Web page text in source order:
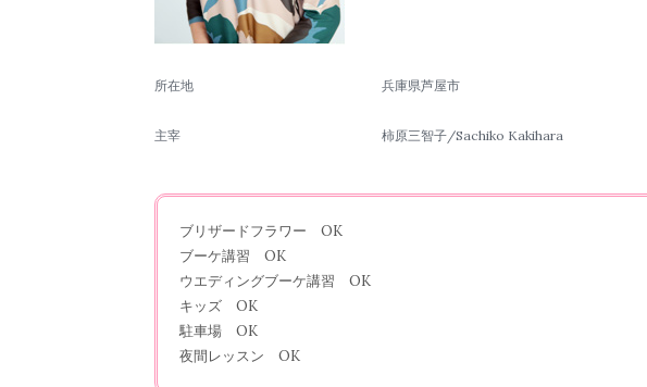
所在地 兵庫県芦屋市
主宰 柿原三智子/Sachiko Kakihara
ブリザードフラワー OK
ブーケ講習 OK
ウエディングブーケ講習 OK
キッズ OK
駐車場 OK
夜間レッスン OK